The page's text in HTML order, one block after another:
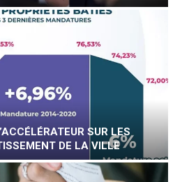
SUR LES
DE LA VILLE